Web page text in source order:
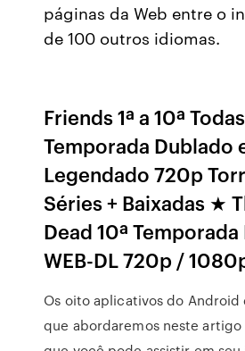
páginas da Web entre o
de 100 outros idiomas.
Friends 1ª a 10ª
Temporada Dublado
Legendado 720p
Séries + Baixadas ★
Dead 10ª
WEB-DL 720p /
Os oito aplicativos do Android
que abordaremos neste